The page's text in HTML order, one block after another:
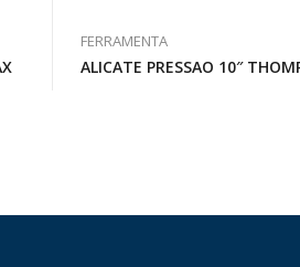
FERRAMENTA
ALICATE PRESSAO 10″